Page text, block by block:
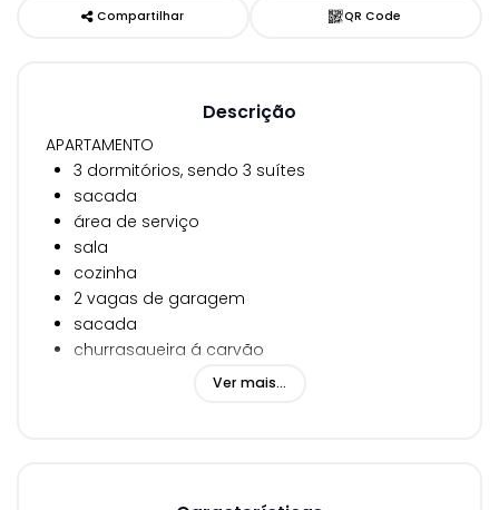
Compartilhar QR Code
Descrição
APARTAMENTO
3 dormitórios, sendo 3 suítes
sacada
área de serviço
sala
cozinha
2 vagas de garagem
sacada
churrasqueira á carvão
2 VAGAS DE GARAGEM
Ver mais...